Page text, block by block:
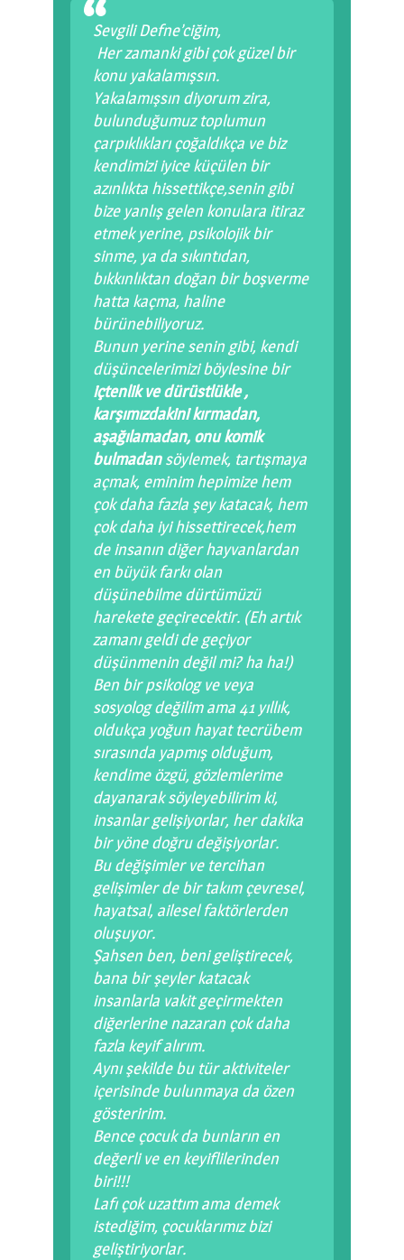
Sevgili Defne’ciğim,
Her zamanki gibi çok güzel bir
konu yakalamışsın.
Yakalamışsın diyorum zira,
bulunduğumuz toplumun
çarpıklıkları çoğaldıkça ve biz
kendimizi iyice küçülen bir
azınlıkta hissettikçe,senin gibi
bize yanlış gelen konulara itiraz
etmek yerine, psikolojik bir
sinme, ya da sıkıntıdan,
bıkkınlıktan doğan bir boşverme
hatta kaçma, haline
bürünebiliyoruz.
Bunun yerine senin gibi, kendi
düşüncelerimizi böylesine bir
içtenlik ve dürüstlükle ,
karşımızdakinikırmadan,
aşağılamadan, onu komik
bulmadansöylemek, tartışmaya
açmak, eminim hepimize hem
çok daha fazla şey katacak, hem
çok daha iyi hissettirecek,hem
de insanın diğer hayvanlardan
en büyük farkı olan
düşünebilme dürtümüzü
harekete geçirecektir. (Eh artık
zamanı geldi de geçiyor
düşünmenin değil mi? ha ha!)
Ben bir psikolog ve veya
sosyolog değilim ama 41 yıllık,
oldukça yoğun hayat tecrübem
sırasında yapmış olduğum,
kendime özgü, gözlemlerime
dayanarak söyleyebilirim ki,
insanlar gelişiyorlar, her dakika
bir yöne doğru değişiyorlar.
Bu değişimler ve tercihan
gelişimler de bir takım çevresel,
hayatsal, ailesel faktörlerden
oluşuyor.
Şahsen ben, beni geliştirecek,
bana bir şeyler katacak
insanlarla vakit geçirmekten
diğerlerine nazaran çok daha
fazla keyif alırım.
Aynı şekilde bu tür aktiviteler
içerisinde bulunmaya da özen
gösteririm.
Bence çocuk da bunların en
değerli ve en keyiflilerinden
biri!!!
Lafı çok uzattım ama demek
istediğim, çocuklarımız bizi
geliştiriyorlar.